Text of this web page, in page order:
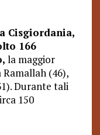
Cisgiordania,
166
la maggior
(46),
Durante tali
150